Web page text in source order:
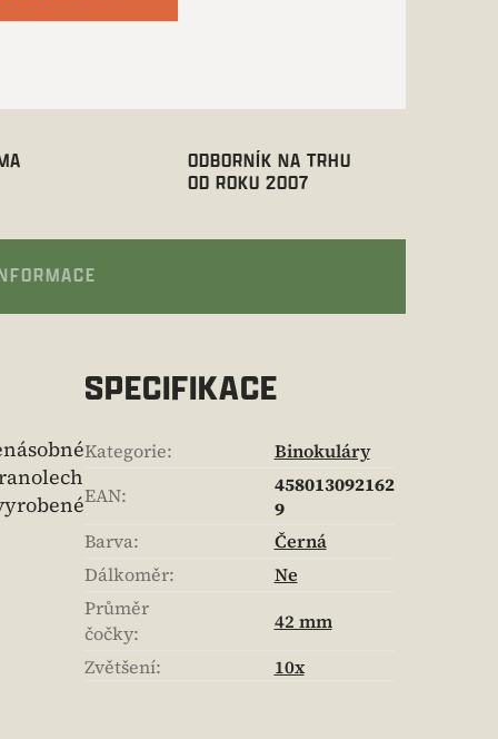
ODBORNÍK NA TRHU
OD ROKU 2007
SPECIFIKACE
Kategorie:
Binokuláry
EAN:
458013092162
9
Barva:
Černá
Dálkoměr:
Ne
Průměr
čočky:
42 mm
Zvětšení: 10x